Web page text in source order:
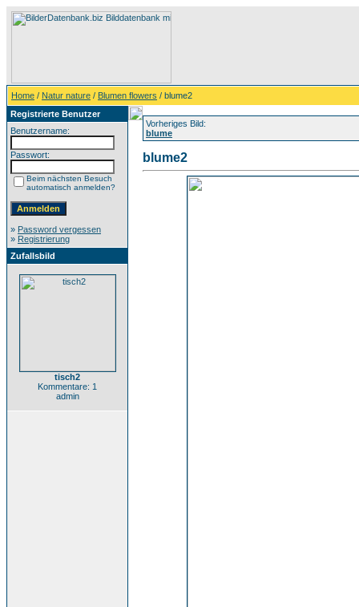
Home / Natur nature / Blumen flowers / blume2
Registrierte Benutzer
Benutzername:
Passwort:
Beim nächsten Besuch
automatisch anmelden?
» Password vergessen
» Registrierung
Zufallsbild
tisch2
Kommentare: 1
admin
Vorheriges Bild:
blume
blume2